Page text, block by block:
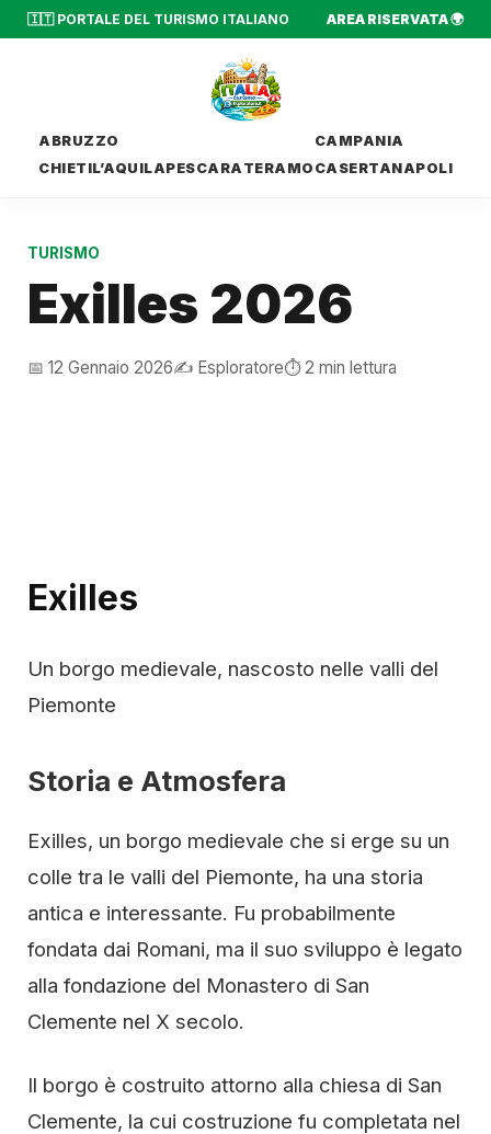
🇮🇹 PORTALE DEL TURISMO ITALIANO AREA RISERVATA 🌍
ABRUZZO
CHIETIL’AQUILAPESCARA TERAMO
CAMPANIA
CASERTANAPOLI
TURISMO
Exilles 2026
📅 12 Gennaio 2026✍️ Esploratore⏱️ 2 min lettura
Exilles
Un borgo medievale, nascosto nelle valli del
Piemonte
Storia e Atmosfera
Exilles, un borgo medievale che si erge su un
colle tra le valli del Piemonte, ha una storia
antica e interessante. Fu probabilmente
fondata dai Romani, ma il suo sviluppo è legato
alla fondazione del Monastero di San
Clemente nel X secolo.
Il borgo è costruito attorno alla chiesa di San
Clemente, la cui costruzione fu completata nel